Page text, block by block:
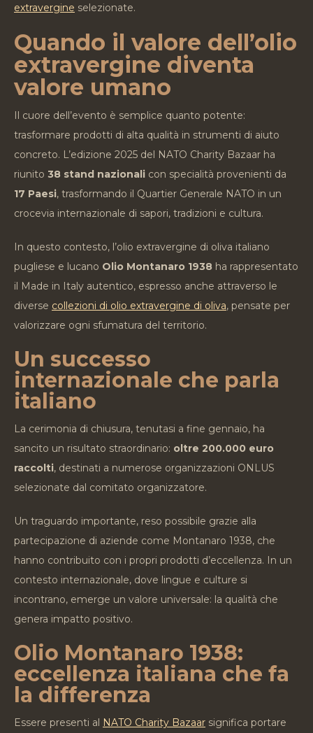
extravergine selezionate.
Quando il valore dell’olio
extravergine diventa
valore umano
Il cuore dell’evento è semplice quanto potente:
trasformare prodotti di alta qualità in strumenti di aiuto
concreto. L’edizione 2025 del NATO Charity Bazaar ha
riunito 38 stand nazionali con specialità provenienti da
17 Paesi, trasformando il Quartier Generale NATO in un
crocevia internazionale di sapori, tradizioni e cultura.
In questo contesto, l’olio extravergine di oliva italiano
pugliese e lucano Olio Montanaro 1938 ha rappresentato
il Made in Italy autentico, espresso anche attraverso le
diverse collezioni di olio extravergine di oliva, pensate per
valorizzare ogni sfumatura del territorio.
Un successo
internazionale che parla
italiano
La cerimonia di chiusura, tenutasi a fine gennaio, ha
sancito un risultato straordinario: oltre 200.000 euro
raccolti, destinati a numerose organizzazioni ONLUS
selezionate dal comitato organizzatore.
Un traguardo importante, reso possibile grazie alla
partecipazione di aziende come Montanaro 1938, che
hanno contribuito con i propri prodotti d’eccellenza. In un
contesto internazionale, dove lingue e culture si
incontrano, emerge un valore universale: la qualità che
genera impatto positivo.
Olio Montanaro 1938:
eccellenza italiana che fa
la differenza
Essere presenti al NATO Charity Bazaar significa portare